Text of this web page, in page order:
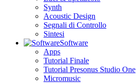
Synth
Acoustic Design
Segnali di Controllo
Sintesi
Software
Apps
Tutorial Finale
Tutorial Presonus Studio One
Micromusic